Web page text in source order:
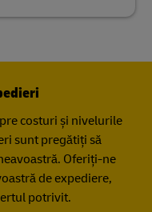
costuri și nivelurile
sunt pregătiți să
Oferiți-ne
de expediere,
potrivit.